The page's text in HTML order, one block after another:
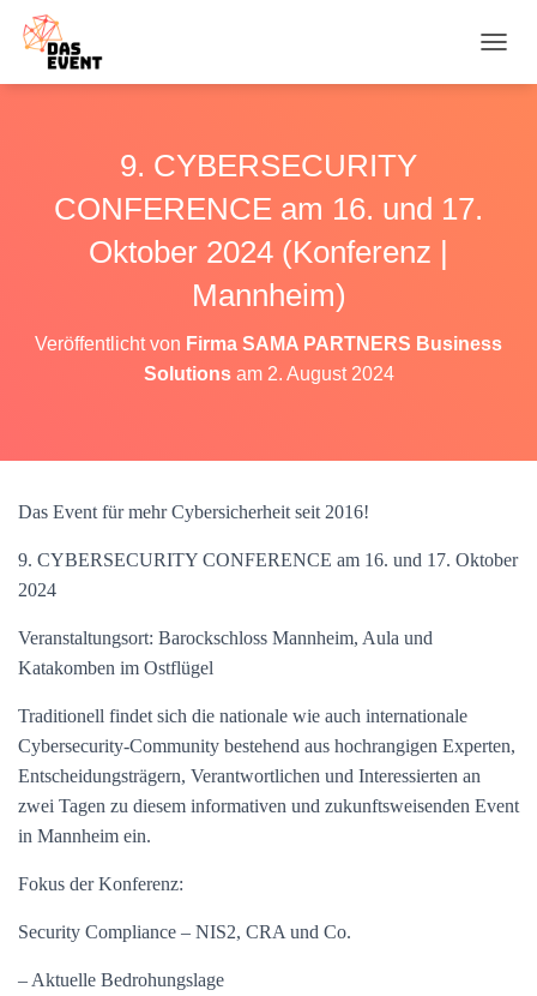
A
9. CYBERSECURITY
CONFERENCE am 16. und 17.
Oktober 2024 (Konferenz |
Mannheim)
Veröffentlicht von Firma SAMA PARTNERS Business
Solutionsam 2. August 2024
Das Event für mehr Cybersicherheit seit 2016!
9. CYBERSECURITY CONFERENCE am 16. und 17. Oktober
2024
Veranstaltungsort: Barockschloss Mannheim, Aula und
Katakomben im Ostflügel
Traditionell findet sich die nationale wie auch internationale
Cybersecurity-Community bestehend aus hochrangigen Experten,
Entscheidungsträgern, Verantwortlichen und Interessierten an
zwei Tagen zu diesem informativen und zukunftsweisenden Event
in Mannheim ein.
Fokus der Konferenz:
Security Compliance – NIS2, CRA und Co.
– Aktuelle Bedrohungslage